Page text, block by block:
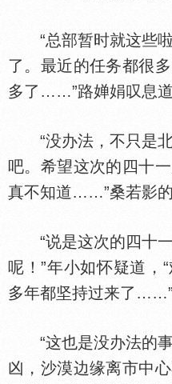
“总部暂时就这些啦
了。最近的任务都很
多了……”路婵娟叹息道
“没办法，不只是
吧。希望这次的四十
真不知道……”桑若影的
“说是这次的四十一
呢！”年小如怀疑道，
多年都坚持过来了……”
“这也是没办法的事
凶，沙漠边缘离市中